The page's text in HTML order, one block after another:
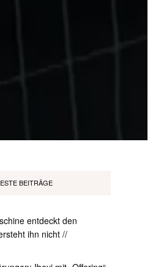
BEITRÄGE
entdeckt den
ihn nicht //